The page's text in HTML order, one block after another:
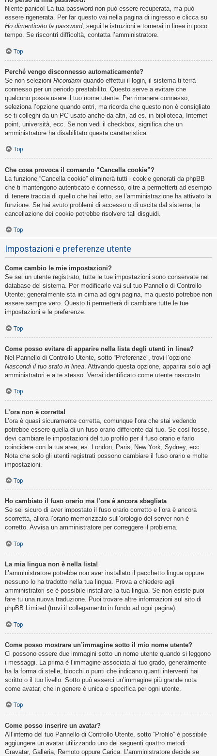
Niente panico! La tua password non può essere recuperata, ma può
essere rigenerata. Per far questo vai nella pagina di ingresso e clicca su
Ho dimenticato la password, segui le istruzioni e tornerai in linea in poco
tempo. Se riscontri difficoltà, contatta l’amministratore.
Top
Perché vengo disconnesso automaticamente?
Se non selezioni Ricordami quando effettui il login, il sistema ti terrà
connesso per un periodo prestabilito. Questo serve a evitare che
qualcuno possa usare il tuo nome utente. Per rimanere connesso,
seleziona l’opzione quando entri, ma ricorda che questo non è consigliato
se ti colleghi da un PC usato anche da altri, ad es. in biblioteca, Internet
point, università, ecc. Se non vedi il checkbox, significa che un
amministratore ha disabilitato questa caratteristica.
Top
Che cosa provoca il comando “Cancella cookie”?
La funzione “Cancella cookie” eliminerà tutti i cookie generati da phpBB
che ti mantengono autenticato e connesso, oltre a permetterti ad esempio
di tenere traccia di quello che hai letto, se l’amministrazione ha attivato la
funzione. Se hai avuto problemi di accesso o di uscita dal sistema, la
cancellazione dei cookie potrebbe risolvere tali disguidi.
Top
Impostazioni e preferenze utente
Come cambio le mie impostazioni?
Se sei un utente registrato, tutte le tue impostazioni sono conservate nel
database del sistema. Per modificarle vai sul tuo Pannello di Controllo
Utente; generalmente sta in cima ad ogni pagina, ma questo potrebbe non
essere sempre vero. Questo ti permetterà di cambiare tutte le tue
impostazioni e le preferenze.
Top
Come posso evitare di apparire nella lista degli utenti in linea?
Nel Pannello di Controllo Utente, sotto “Preferenze”, trovi l’opzione
Nascondi il tuo stato in linea . Attivando questa opzione, apparirai solo agli
amministratori e a te stesso. Verrai identificato come utente nascosto.
Top
L’ora non è corretta!
L’ora è quasi sicuramente corretta, comunque l’ora che stai vedendo
potrebbe essere quella di un fuso orario differente dal tuo. Se così fosse,
devi cambiare le impostazioni del tuo profilo per il fuso orario e farlo
coincidere con la tua area, es. London, Paris, New York, Sydney, ecc.
Nota che solo gli utenti registrati possono cambiare il fuso orario e molte
impostazioni.
Top
Ho cambiato il fuso orario ma l’ora è ancora sbagliata
Se sei sicuro di aver impostato il fuso orario corretto e l’ora è ancora
scorretta, allora l’orario memorizzato sull’orologio del server non è
corretto. Avvisa un amministratore per correggere il problema.
Top
La mia lingua non è nella lista!
L’amministratore potrebbe non aver installato il pacchetto lingua oppure
nessuno lo ha tradotto nella tua lingua. Prova a chiedere agli
amministratori se è possibile installare la tua lingua. Se non esiste puoi
fare tu una nuova traduzione. Puoi trovare altre informazioni sul sito di
phpBB Limited (trovi il collegamento in fondo ad ogni pagina).
Top
Come posso mostrare un’immagine sotto il mio nome utente?
Ci possono essere due immagini sotto un nome utente quando si leggono
i messaggi. La prima è l’immagine associata al tuo grado, generalmente
ha la forma di stelle, blocchi o punti che indicano quanti interventi hai
scritto o il tuo livello. Sotto può esserci un’immagine più grande nota
come avatar, che in genere è unica e specifica per ogni utente.
Top
Come posso inserire un avatar?
All’interno del tuo Pannello di Controllo Utente, sotto “Profilo” è possibile
aggiungere un avatar utilizzando uno dei seguenti quattro metodi:
Gravatar, Galleria, Remoto oppure Carica. L’amministratore decide se